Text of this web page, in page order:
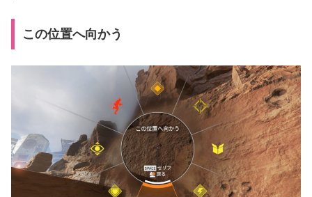
この位置へ向かう